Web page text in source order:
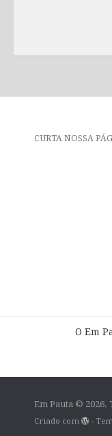
CURTA NOSSA
O Em
Em Pauta © 2026.
Criado com -